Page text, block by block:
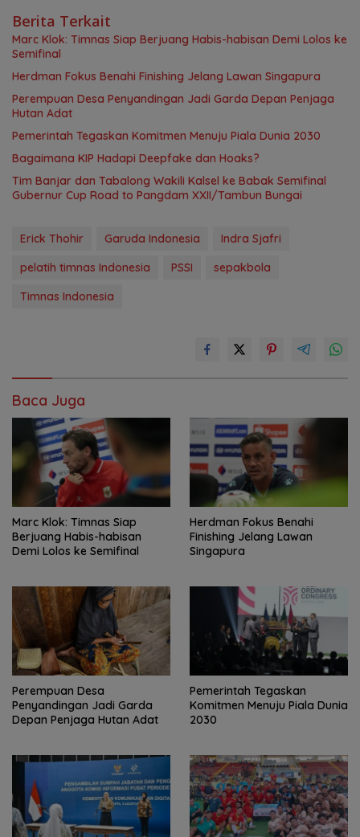
Berita Terkait
Marc Klok: Timnas Siap Berjuang Habis-habisan Demi Lolos ke
Semifinal
Herdman Fokus Benahi Finishing Jelang Lawan Singapura
Perempuan Desa Penyandingan Jadi Garda Depan Penjaga
Hutan Adat
Pemerintah Tegaskan Komitmen Menuju Piala Dunia 2030
Bagaimana KIP Hadapi Deepfake dan Hoaks?
Tim Banjar dan Tabalong Wakili Kalsel ke Babak Semifinal
Gubernur Cup Road to Pangdam XXII/Tambun Bungai
Erick Thohir Garuda Indonesia
Indra Sjafri
pelatih timnas Indonesia
PSSI
sepakbola
Timnas Indonesia
Baca Juga
Marc Klok: Timnas Siap
Berjuang Habis-habisan
Demi Lolos ke Semifinal
Herdman Fokus Benahi
Finishing Jelang Lawan
Singapura
Perempuan Desa
Penyandingan Jadi Garda
Depan Penjaga Hutan Adat
Pemerintah Tegaskan
Komitmen Menuju Piala Dunia
2030